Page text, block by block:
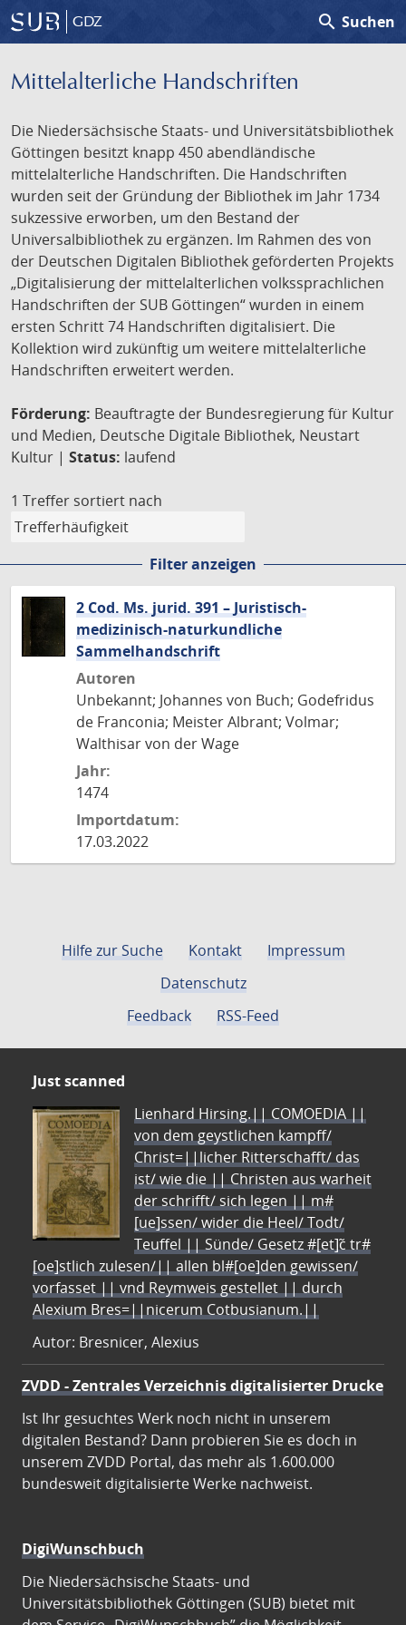
GDZ search Suchen
Mittelalterliche Handschriften
Die Niedersächsische Staats- und Universitätsbibliothek
Göttingen besitzt knapp 450 abendländische
mittelalterliche Handschriften. Die Handschriften
wurden seit der Gründung der Bibliothek im Jahr 1734
sukzessive erworben, um den Bestand der
Universalbibliothek zu ergänzen. Im Rahmen des von
der Deutschen Digitalen Bibliothek geförderten Projekts
„Digitalisierung der mittelalterlichen volkssprachlichen
Handschriften der SUB Göttingen“ wurden in einem
ersten Schritt 74 Handschriften digitalisiert. Die
Kollektion wird zukünftig um weitere mittelalterliche
Handschriften erweitert werden.
Förderung: Beauftragte der Bundesregierung für Kultur
und Medien, Deutsche Digitale Bibliothek, Neustart
Kultur | Status: laufend
1 Treffer sortiert nach
Filter anzeigen
2 Cod. Ms. jurid. 391 – Juristisch-
medizinisch-naturkundliche
Sammelhandschrift
Autoren
Unbekannt; Johannes von Buch; Godefridus
de Franconia; Meister Albrant; Volmar;
Walthisar von der Wage
Jahr:
1474
Importdatum:
17.03.2022
Hilfe zur Suche Kontakt
Impressum
Datenschutz
Feedback
RSS-Feed
Just scanned
Lienhard Hirsing.|| COMOEDIA ||
von dem geystlichen kampff/
Christ=||licher Ritterschafft/ das
ist/ wie die || Christen aus warheit
der schrifft/ sich legen || m#
[ue]ssen/ wider die Heel/ Todt/
Teuffel || Sünde/ Gesetz #[et]c̃ tr#
[oe]stlich zulesen/|| allen bl#[oe]den gewissen/
vorfasset || vnd Reymweis gestellet || durch
Alexium Bres=||nicerum Cotbusianum.||
Autor: Bresnicer, Alexius
ZVDD - Zentrales Verzeichnis digitalisierter Drucke
Ist Ihr gesuchtes Werk noch nicht in unserem
digitalen Bestand? Dann probieren Sie es doch in
unserem ZVDD Portal, das mehr als 1.600.000
bundesweit digitalisierte Werke nachweist.
DigiWunschbuch
Die Niedersächsische Staats- und
Universitätsbibliothek Göttingen (SUB) bietet mit